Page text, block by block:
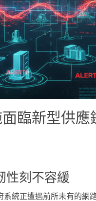
臨新型供
性刻不容緩
統正遭遇前所未有的網